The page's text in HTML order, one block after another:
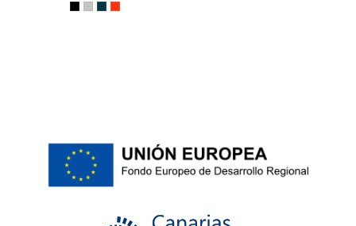
NEGRO AA
GRIS AA
MARINO AA
ROJO C/O